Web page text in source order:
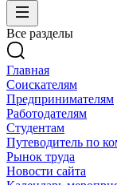
Все разделы
Главная
Соискателям
Предпринимателям
Работодателям
Студентам
Путеводитель по
Рынок труда
Новости сайта